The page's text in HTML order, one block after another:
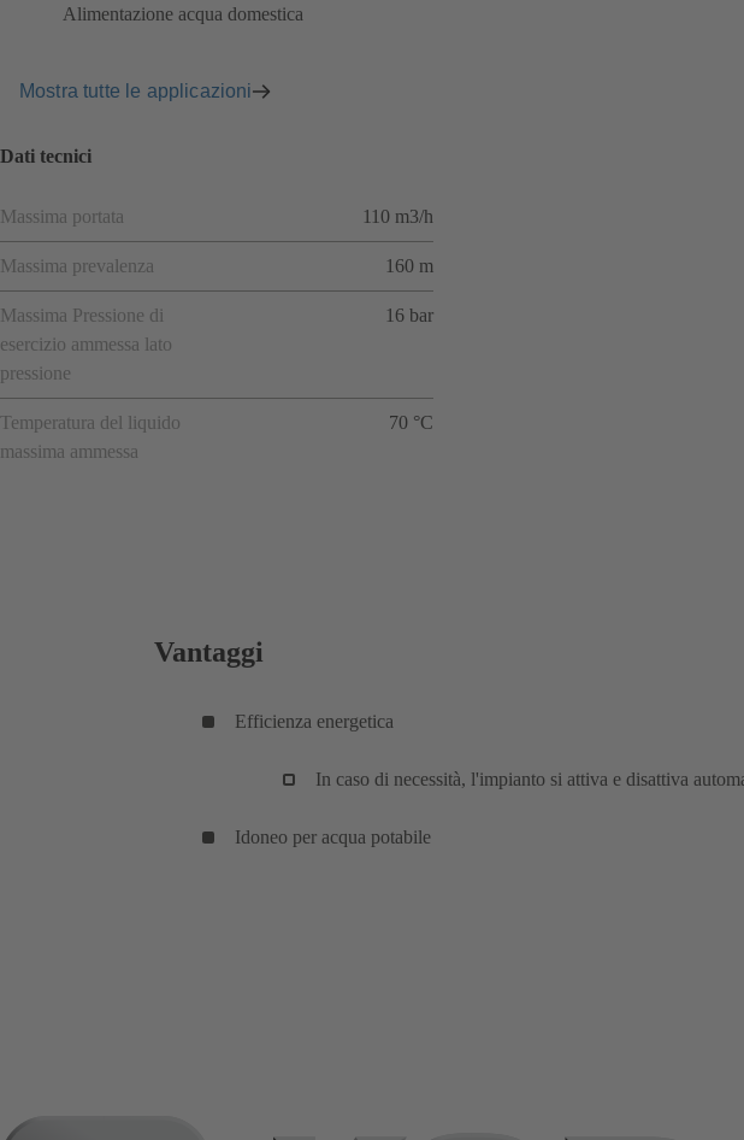
Alimentazione acqua domestica
Mostra tutte le applicazioni
Dati tecnici
Massima portata 110 m3/h
Massima prevalenza 160 m
Massima Pressione di
esercizio ammessa lato
pressione
16 bar
Temperatura del liquido
massima ammessa
70 °C
Vantaggi
Efficienza energetica
In caso di necessità, l'impianto si attiva e disattiva
Idoneo per acqua potabile